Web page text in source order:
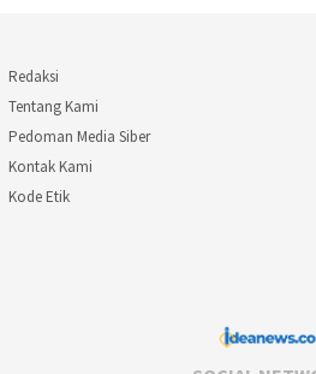
Redaksi
Tentang Kami
Pedoman Media Siber
Kontak Kami
Kode Etik